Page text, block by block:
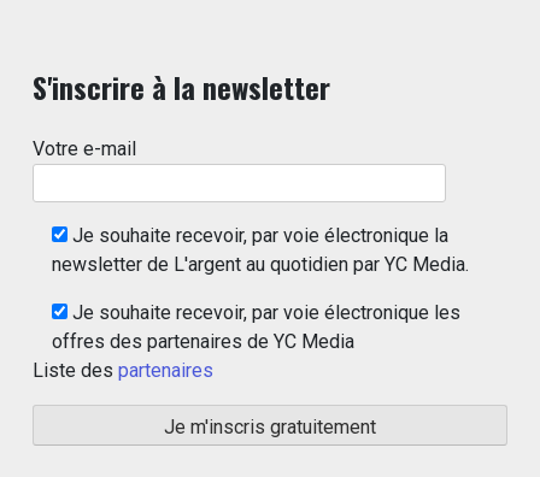
S'inscrire à la newsletter
Votre e-mail
Je souhaite recevoir, par voie électronique la
newsletter de L'argent au quotidien par YC Media.
Je souhaite recevoir, par voie électronique les
offres des partenaires de YC Media
Liste des partenaires